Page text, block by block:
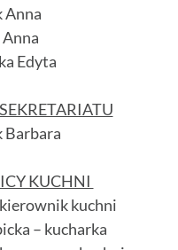
Anna
Edyta
Barbara
KUCHNI
kuchni
– kucharka